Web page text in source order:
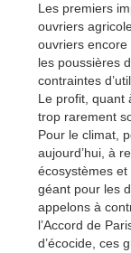
Les premiers
ouvriers
ouvriers encore
les poussières
contraintes
Le profit, quant
trop rarement
Pour le climat,
aujourd’hui, à
écosystèmes
géant pour les
appelons à
l’Accord de
d’écocide, ces